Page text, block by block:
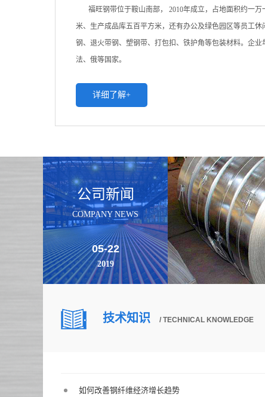
福旺钢带位于鞍山南部， 2010年成立，占地面积约一万
米、生产成品库五百平方米，还有办公及绿色园区等员工
钢、退火带钢、塑钢带、打包扣、铁护角等包装材料。企业
法、俄等国家。
详细了解+
公司新闻
COMPANY NEWS
05-22
2019
技术知识 / TECHNICAL KNOWLEDGE
如何改善钢纤维经济增长趋势